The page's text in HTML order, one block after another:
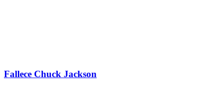
Fallece Chuck Jackson